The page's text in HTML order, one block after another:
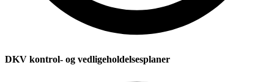
DKV kontrol- og vedligeholdelsesplaner